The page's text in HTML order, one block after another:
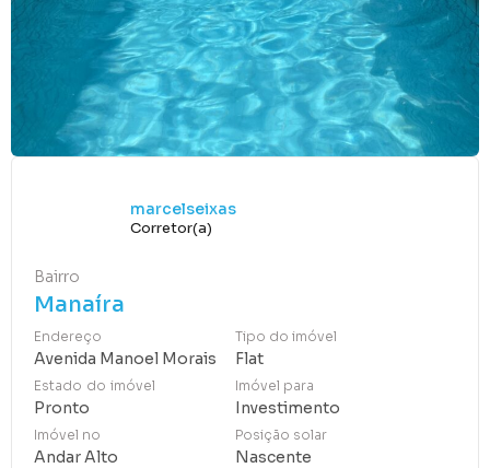
marcelseixas
Corretor(a)
Bairro
Manaíra
Endereço
Avenida Manoel Morais
Tipo do imóvel
Flat
Estado do imóvel
Pronto
Imóvel para
Investimento
Imóvel no
Andar Alto
Posição solar
Nascente